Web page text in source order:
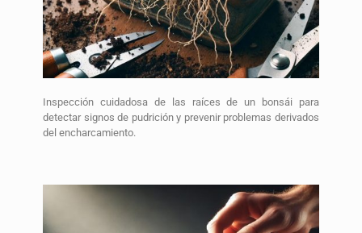
Inspección cuidadosa de las raíces de un bonsái para
detectar signos de pudrición y prevenir problemas derivados
del encharcamiento.